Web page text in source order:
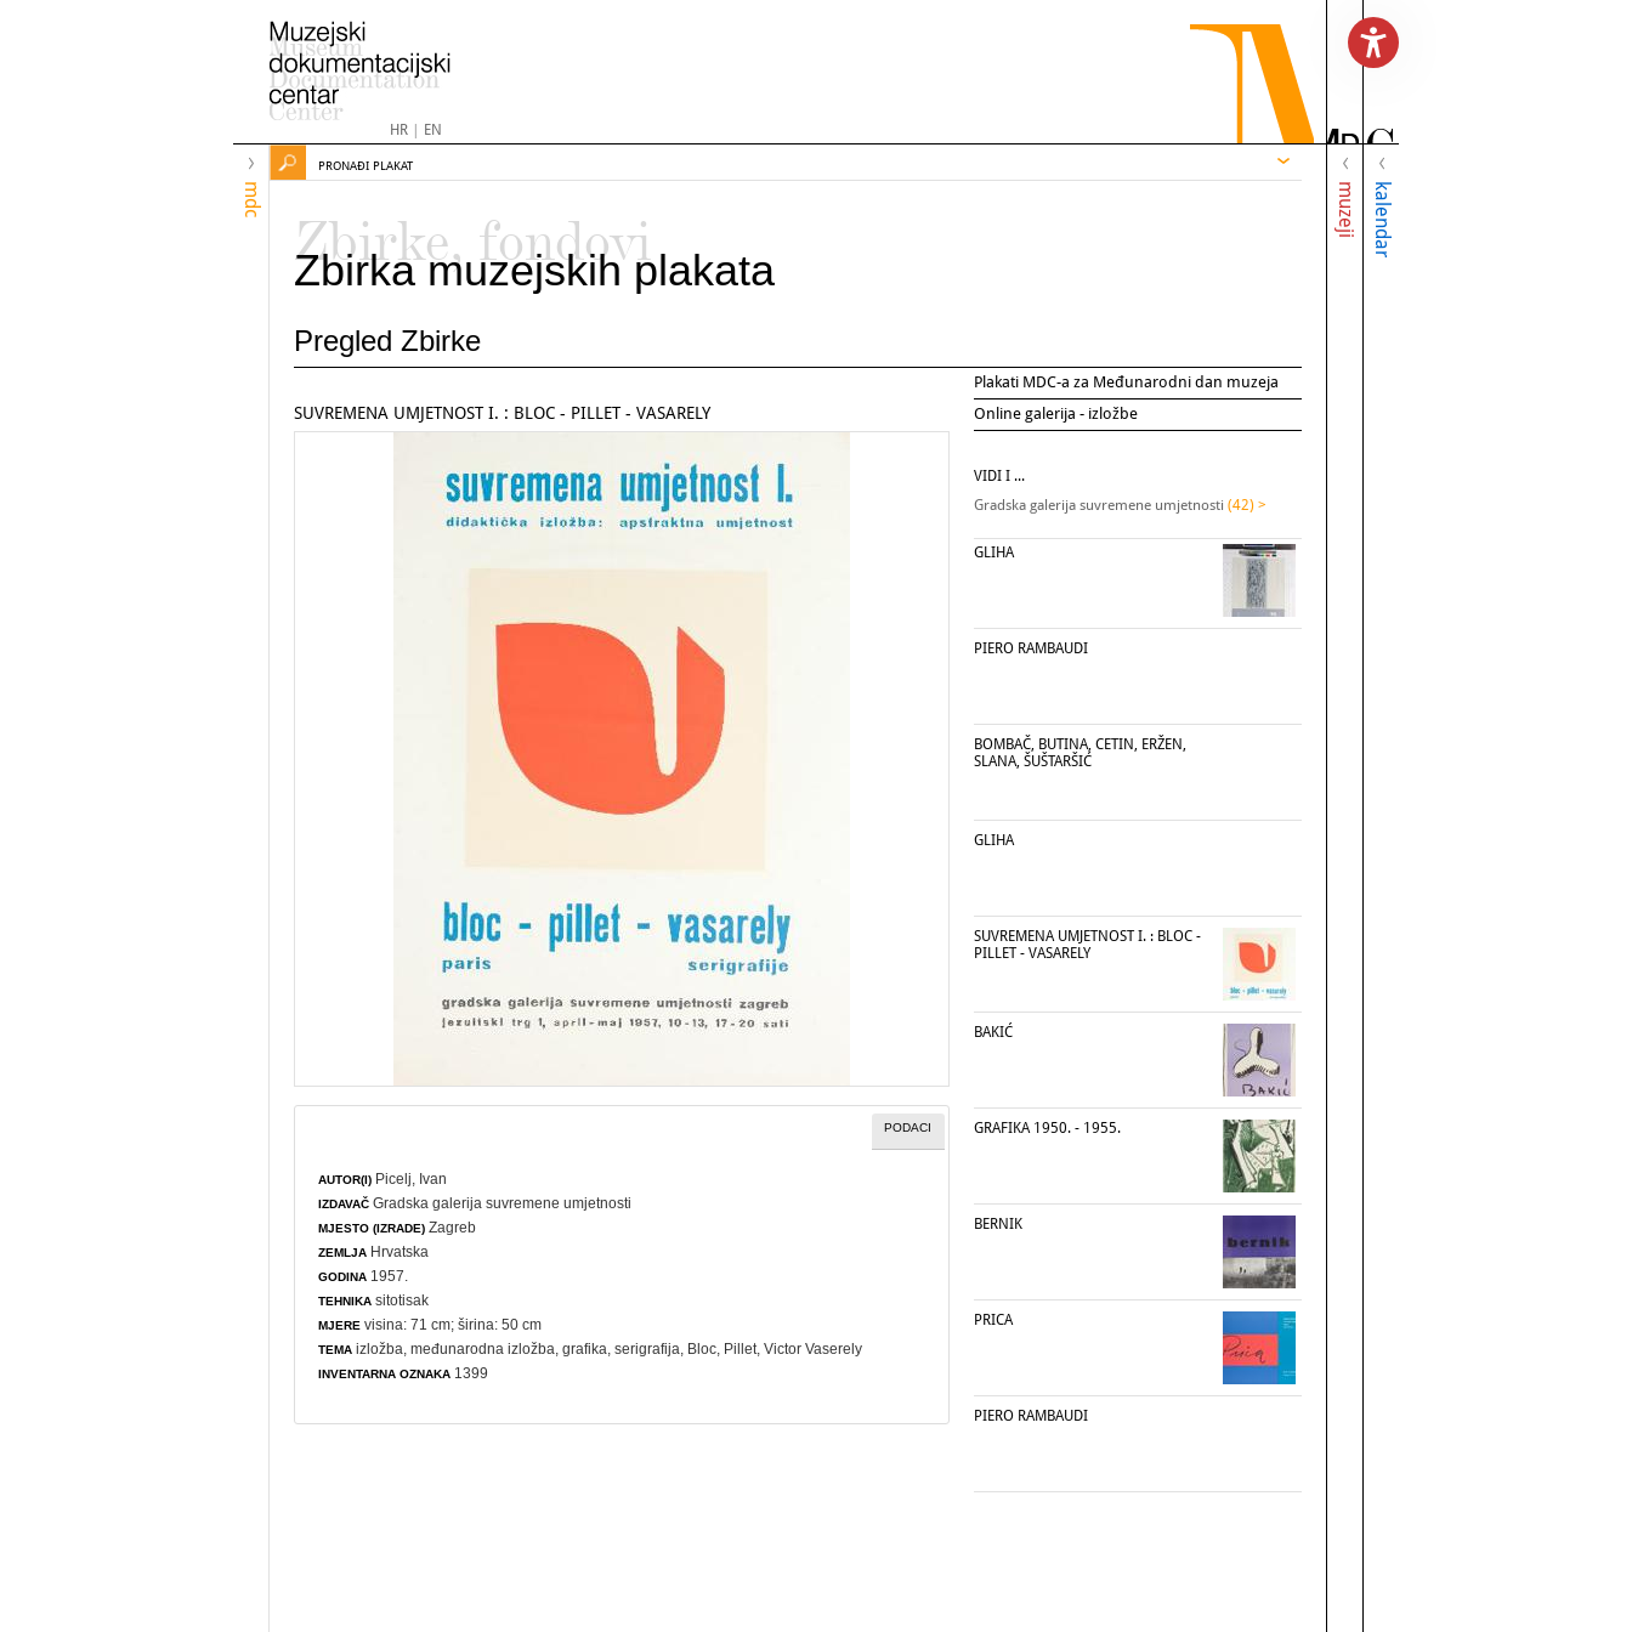
HR| EN
mdc muzeji kalendar
PRONAĐI PLAKAT
Zbirke, fondovi
Zbirka muzejskih plakata
Pregled Zbirke
Plakati MDC-a za Međunarodni dan muzeja
Online galerija - izložbe
SUVREMENA UMJETNOST I. : BLOC - PILLET - VASARELY
PODACI
AUTOR(I) Picelj, Ivan
IZDAVAČ Gradska galerija suvremene umjetnosti
MJESTO (IZRADE) Zagreb
ZEMLJA Hrvatska
GODINA 1957.
TEHNIKA sitotisak
MJERE visina: 71 cm; širina: 50 cm
TEMA izložba ,međunarodna izložba ,grafika ,serigrafija , Bloc, Pillet, Victor Vaserely
INVENTARNA OZNAKA 1399
VIDI I ...
Gradska galerija suvremene umjetnosti (42) >
GLIHA
PIERO RAMBAUDI
BOMBAČ, BUTINA, CETIN, ERŽEN,
SLANA, ŠUŠTARŠIĆ
GLIHA
SUVREMENA UMJETNOST I. : BLOC -
PILLET - VASARELY
BAKIĆ
GRAFIKA 1950. - 1955.
BERNIK
PRICA
PIERO RAMBAUDI